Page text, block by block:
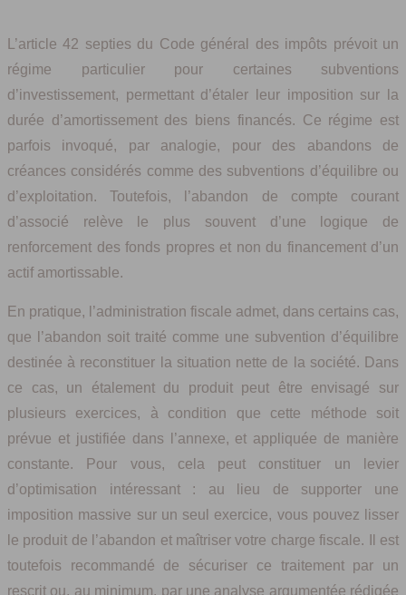
L’article 42 septies du Code général des impôts prévoit un
régime particulier pour certaines subventions
d’investissement, permettant d’étaler leur imposition sur la
durée d’amortissement des biens financés. Ce régime est
parfois invoqué, par analogie, pour des abandons de
créances considérés comme des subventions d’équilibre ou
d’exploitation. Toutefois, l’abandon de compte courant
d’associé relève le plus souvent d’une logique de
renforcement des fonds propres et non du financement d’un
actif amortissable.
En pratique, l’administration fiscale admet, dans certains cas,
que l’abandon soit traité comme une subvention d’équilibre
destinée à reconstituer la situation nette de la société. Dans
ce cas, un étalement du produit peut être envisagé sur
plusieurs exercices, à condition que cette méthode soit
prévue et justifiée dans l’annexe, et appliquée de manière
constante. Pour vous, cela peut constituer un levier
d’optimisation intéressant : au lieu de supporter une
imposition massive sur un seul exercice, vous pouvez lisser
le produit de l’abandon et maîtriser votre charge fiscale. Il est
toutefois recommandé de sécuriser ce traitement par un
rescrit ou, au minimum, par une analyse argumentée rédigée